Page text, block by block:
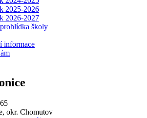
2025-2026
2026-2027
školy
informace
okr. Chomutov